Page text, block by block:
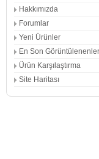
Hakkımızda
Forumlar
Yeni Ürünler
En Son Görüntülenenler
Ürün Karşılaştırma
Site Haritası